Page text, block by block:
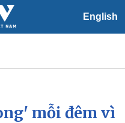
English
hội
mỗi đêm vì